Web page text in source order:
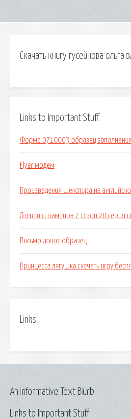
Скачать книгу гусейнова ольга
Links to Important Stuff
Форма 0710003 образец заполнения
Flyer модем
Произведения шекспира на
Дневники вампира 7 сезон 20 серия
Письмо донос образец
Принцесса лягушка скачать игру
Links
Links to Important Stuff
An Informative Text Blurb